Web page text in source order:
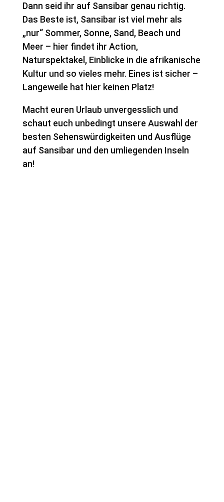
Dann seid ihr auf Sansibar genau richtig.
Das Beste ist, Sansibar ist viel mehr als
„nur“ Sommer, Sonne, Sand, Beach und
Meer – hier findet ihr Action,
Naturspektakel, Einblicke in die afrikanische
Kultur und so vieles mehr. Eines ist sicher –
Langeweile hat hier keinen Platz!
Macht euren Urlaub unvergesslich und
schaut euch unbedingt unsere Auswahl der
besten Sehenswürdigkeiten und Ausflüge
auf Sansibar und den umliegenden Inseln
an!